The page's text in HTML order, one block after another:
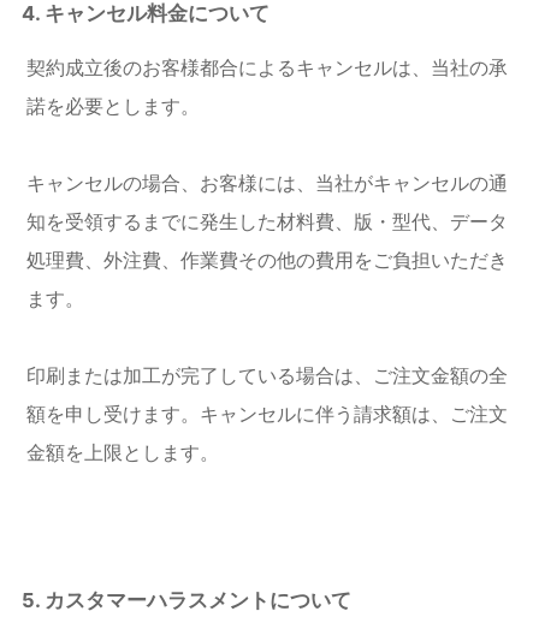
4. キャンセル料金について
契約成立後のお客様都合によるキャンセルは、当社の承
諾を必要とします。
キャンセルの場合、お客様には、当社がキャンセルの通
知を受領するまでに発生した材料費、版・型代、データ
処理費、外注費、作業費その他の費用をご負担いただき
ます。
印刷または加工が完了している場合は、ご注文金額の全
額を申し受けます。キャンセルに伴う請求額は、ご注文
金額を上限とします。
5. カスタマーハラスメントについて